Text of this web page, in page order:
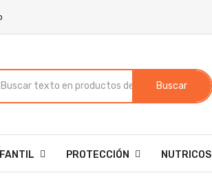
Buscar
PROTECCIÓN